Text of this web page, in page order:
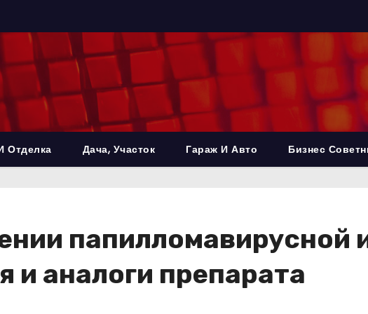
Отделка Дача, Участок Гараж И Авто Бизнес
папилломавирусной
и аналоги препарата